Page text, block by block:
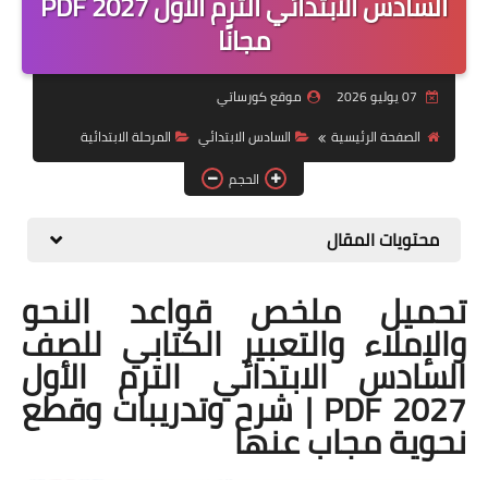
موضوعات
تربويات
تكنولوجيا
قصص للأطفال
مجانًا
موقع كورساتي
الصفحة الرئيسية
السادس الابتدائي
المرحلة الابتدائية
الحجم
محتويات المقال
تحميل ملخص قواعد النحو
والإملاء والتعبير الكتابي للصف
السادس الابتدائي الترم الأول
2027 PDF | شرح وتدريبات وقطع
نحوية مجاب عنها